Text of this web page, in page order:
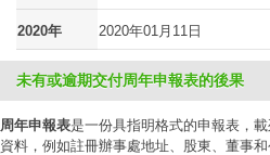
2020年 2020年01月11日
未有或逾期交付周年申報表的後果
周年申報表是一份具指明格式的申報表，
資料，例如註冊辦事處地址、股東、董事和